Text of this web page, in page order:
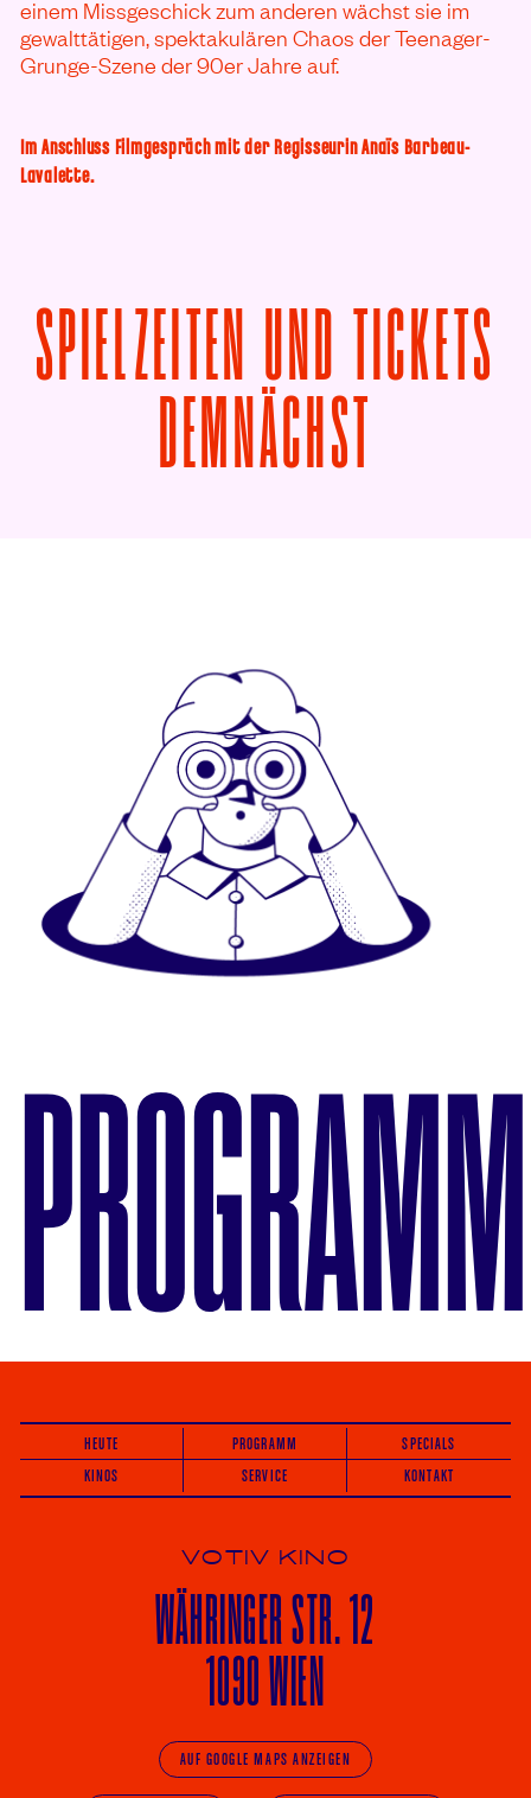
einem Missgeschick zum anderen wächst sie im
gewalttätigen, spektakulären Chaos der Teenager-
Grunge-Szene der 90er Jahre auf.
Im Anschluss Filmgespräch mit der Regisseurin Anaïs Barbeau-
Lavalette.
SPIELZEITEN UND TICKETS
DEMNÄCHST
PROGRAMM
HEUTE PROGRAMM
SPECIALS
KINOS
SERVICE KONTAKT
VOTIV KINO
WÄHRINGERSTR. 12
1090 WIEN
AUF GOOGLE MAPS ANZEIGEN